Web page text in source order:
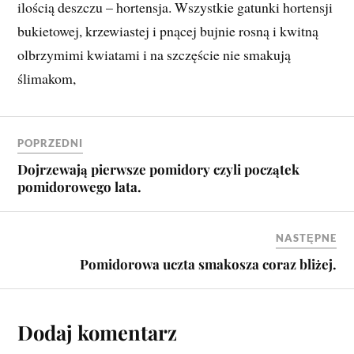
ilością deszczu – hortensja. Wszystkie gatunki hortensji
bukietowej, krzewiastej i pnącej bujnie rosną i kwitną
olbrzymimi kwiatami i na szczęście nie smakują
ślimakom,
POPRZEDNI
Dojrzewają pierwsze pomidory czyli początek
pomidorowego lata.
NASTĘPNE
Pomidorowa uczta smakosza coraz bliżej.
Dodaj komentarz